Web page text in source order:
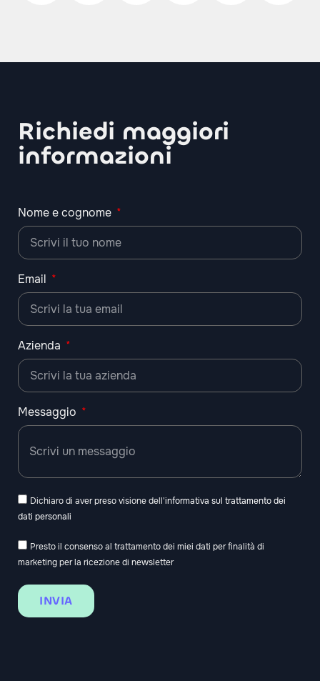
Richiedi maggiori
informazioni
Nome e cognome
Email
Azienda
Messaggio
Dichiaro di aver preso visione dell'informativa sul trattamento dei
dati personali
Presto il consenso al trattamento dei miei dati per finalità di
marketing per la ricezione di newsletter
INVIA